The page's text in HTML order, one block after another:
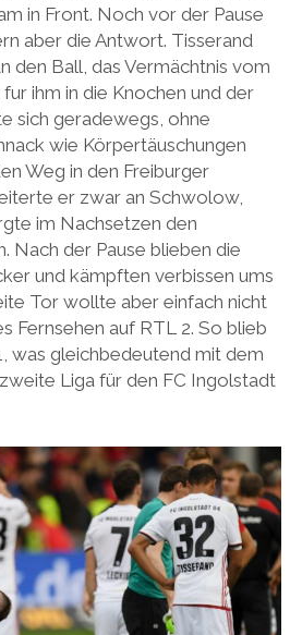
in Front. Noch vor der Pause
aber die Antwort. Tisserand
den Ball, das Vermächtnis vom
ihm in die Knochen und der
sich geradewegs, ohne
wie Körpertäuschungen
Weg in den Freiburger
er zwar an Schwolow,
im Nachsetzen den
Nach der Pause blieben die
und kämpften verbissen ums
Tor wollte aber einfach nicht
Fernsehen auf RTL 2. So blieb
was gleichbedeutend mit dem
Liga für den FC Ingolstadt